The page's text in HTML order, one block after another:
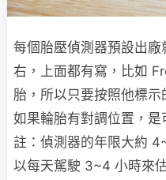
每個胎壓偵測器預設出
右，上面都有寫，比如
胎，所以只要按照他標
如果輪胎有對調位置，是
註：偵測器的年限大約
以每天駕駛 3~4 小時來